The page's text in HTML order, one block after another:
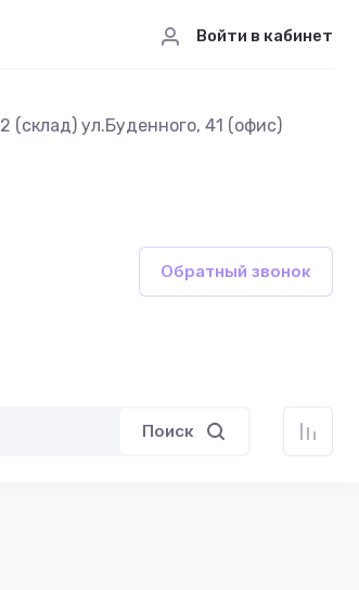
Войти в кабинет
(склад) ул.Буденного, 41 (офис)
Обратный звонок
Поиск